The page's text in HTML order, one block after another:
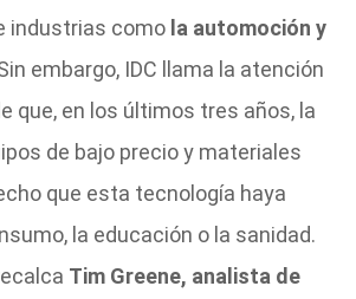
industrias como la automoción y
embargo, IDC llama la atención
que, en los últimos tres años, la
de bajo precio y materiales
que esta tecnología haya
la educación o la sanidad.
Tim Greene, analista de